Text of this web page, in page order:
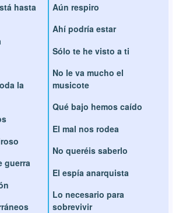
hasta
la
guerra
Aún respiro
Ahí podría estar
Sólo te he visto a ti
No le va mucho el
musicote
Qué bajo hemos caído
El mal nos rodea
No queréis saberlo
El espía anarquista
Lo necesario para
sobrevivir